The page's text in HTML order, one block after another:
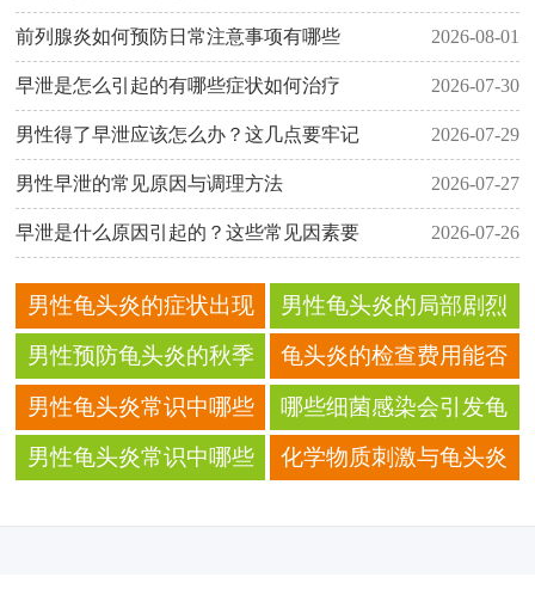
前列腺炎如何预防日常注意事项有哪些 2026-08-01
早泄是怎么引起的有哪些症状如何治疗 2026-07-30
男性得了早泄应该怎么办？这几点要牢记 2026-07-29
男性早泄的常见原因与调理方法 2026-07-27
早泄是什么原因引起的？这些常见因素要 2026-07-26
男性龟头炎的症状出现
后如何加强个人卫生 卫
生建议
男性龟头炎的局部剧烈
瘙痒症状 别忽视身体的
警示信号
男性预防龟头炎的秋季
防护要点 干燥季节注意
事项
龟头炎的检查费用能否
通过医保报销 医保政策
解读
男性龟头炎常识中哪些
容易产生误解？
哪些细菌感染会引发龟
头炎 常见致病菌大盘点
男性龟头炎常识中哪些
化学物质刺激与龟头炎